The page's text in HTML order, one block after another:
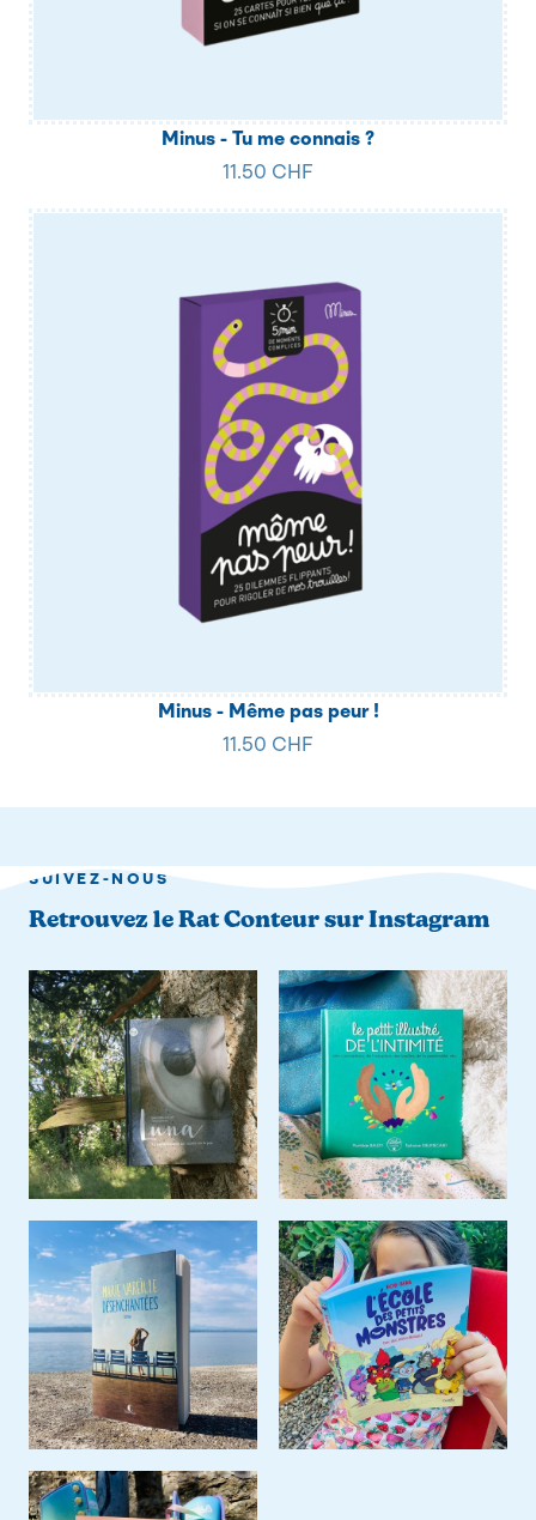
Minus - Tu me connais ?
11.50 CHF
Minus - Même pas peur !
11.50 CHF
SUIVEZ-NOUS
Retrouvez le Rat Conteur sur Instagram